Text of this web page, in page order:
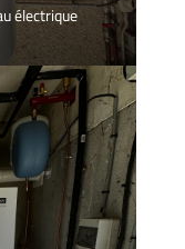
électrique